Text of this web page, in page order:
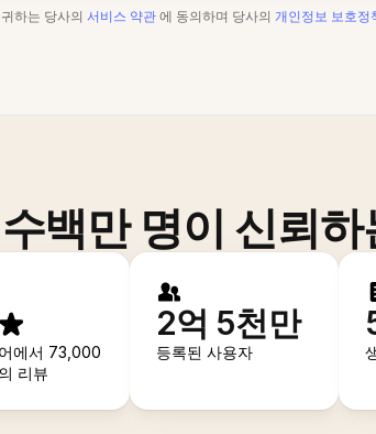
하는 당사의 서비스 약관 에 동의하며 당사의 개인정보 보호정
백만 명이 신뢰하
에서 73,000
리뷰
2억 5천만
등록된 사용자